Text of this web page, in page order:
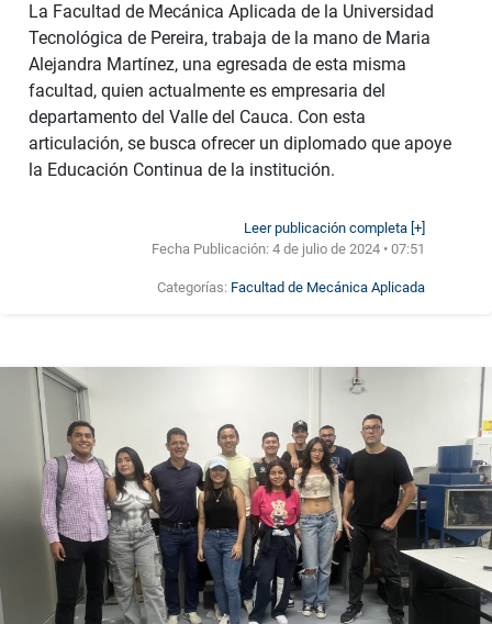
La Facultad de Mecánica Aplicada de la Universidad
Tecnológica de Pereira, trabaja de la mano de Maria
Alejandra Martínez, una egresada de esta misma
facultad, quien actualmente es empresaria del
departamento del Valle del Cauca. Con esta
articulación, se busca ofrecer un diplomado que apoye
la Educación Continua de la institución.
Leer publicación completa [+]
Fecha Publicación:4 de julio de 2024 • 07:51
Categorías: Facultad de Mecánica Aplicada